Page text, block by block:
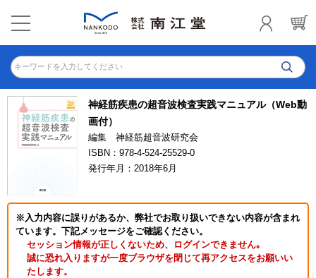
キーワードを入力してください
神経筋疾患の超音波検査実践マニュアル（Web動
画付）
編集 神経筋超音波研究会
ISBN：978-4-524-25529-0
発行年月：2018年6月
※入力内容に誤りがあるか、弊社でお取り扱いできない内容が含まれ
ています。下記メッセージをご確認ください。
セッション情報が正しくないため、ログインできません｡
誠に恐れ入りますが一度ブラウザを閉じて再アクセスをお願いい
たします。